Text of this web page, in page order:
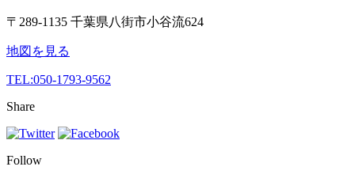
〒289-1135 千葉県八街市小谷流624
地図を見る
TEL:050-1793-9562
Share
Follow